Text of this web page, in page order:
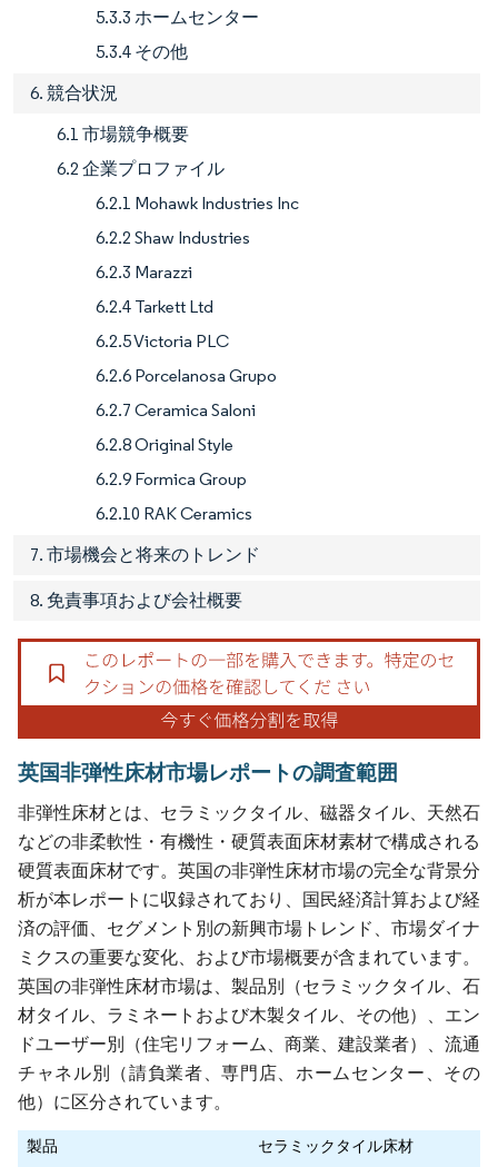
5.3.3 ホームセンター
5.3.4 その他
6. 競合状況
6.1 市場競争概要
6.2 企業プロファイル
6.2.1 Mohawk Industries Inc
6.2.2 Shaw Industries
6.2.3 Marazzi
6.2.4 Tarkett Ltd
6.2.5 Victoria PLC
6.2.6 Porcelanosa Grupo
6.2.7 Ceramica Saloni
6.2.8 Original Style
6.2.9 Formica Group
6.2.10 RAK Ceramics
7. 市場機会と将来のトレンド
8. 免責事項および会社概要
英国非弾性床材市場レポートの調査範囲
非弾性床材とは、セラミックタイル、磁器タイル、天然石
などの非柔軟性・有機性・硬質表面床材素材で構成される
硬質表面床材です。英国の非弾性床材市場の完全な背景分
析が本レポートに収録されており、国民経済計算および経
済の評価、セグメント別の新興市場トレンド、市場ダイナ
ミクスの重要な変化、および市場概要が含まれています。
英国の非弾性床材市場は、製品別（セラミックタイル、石
材タイル、ラミネートおよび木製タイル、その他）、エン
ドユーザー別（住宅リフォーム、商業、建設業者）、流通
チャネル別（請負業者、専門店、ホームセンター、その
他）に区分されています。
製品
セラミックタイル床材